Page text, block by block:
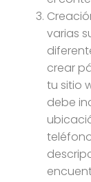
varias
crear
tu sitio
debe